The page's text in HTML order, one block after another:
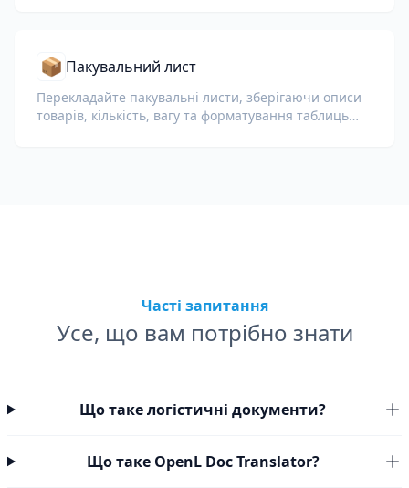
📦 Пакувальний лист
Перекладайте пакувальні листи, зберігаючи описи
товарів, кількість, вагу та форматування таблиць
Часті запитання
Усе, що вам потрібно знати
Що таке логістичні документи?
Що таке OpenL Doc Translator?